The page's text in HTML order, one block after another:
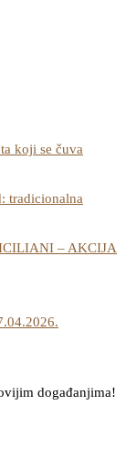
koji se čuva
tradicionalna
– AKCIJA
događanjima!